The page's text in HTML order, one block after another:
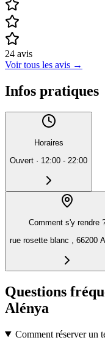
24 avis
Voir tous les avis →
Infos pratiques
Horaires
Ouvert · 12:00 - 22:00
Comment s'y rendre
rue rosette blanc ,
Questions
Alénya
Comment réserver un